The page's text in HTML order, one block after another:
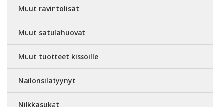
Muut ravintolisät
Muut satulahuovat
Muut tuotteet kissoille
Nailonsilatyynyt
Nilkkasukat